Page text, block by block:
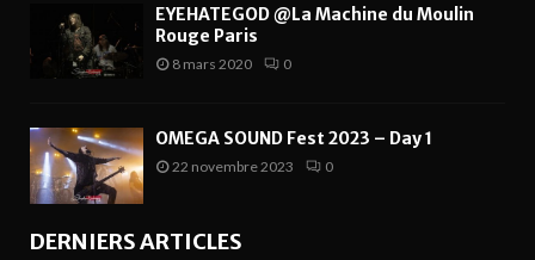
EYEHATEGOD @La Machine du Moulin
Rouge Paris
8 mars 2020 0
OMEGA SOUND Fest 2023 – Day 1
22 novembre 2023 0
DERNIERS ARTICLES